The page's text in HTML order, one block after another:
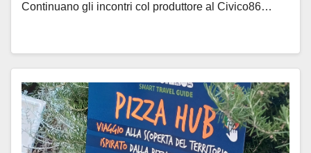
Continuano gli incontri col produttore al Civico86…